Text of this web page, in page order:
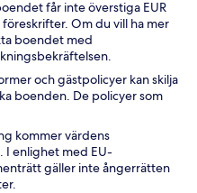
får inte överstiga EUR
Om du vill ha mer
boendet med
och gästpolicyer kan skilja
boenden. De policyer som
kommer värdens
I enlighet med EU-
gäller inte ångerrätten